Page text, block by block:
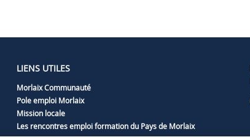
LIENS UTILES
Morlaix Communauté
Pole emploi Morlaix
Mission locale
Les rencontres emploi formation du Pays de Morlaix